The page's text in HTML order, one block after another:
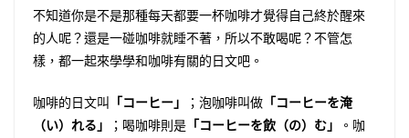
不知道你是不是那種每天都要一杯咖啡才覺得自己終於醒來
的人呢？還是一碰咖啡就睡不著，所以不敢喝呢？不管怎
樣，都一起來學學和咖啡有關的日文吧。
咖啡的日文叫 「コーヒー」 ；泡咖啡叫做 「コーヒーを淹
（い）れる」
；喝咖啡則是 「コーヒーを飲（の）む」
。咖